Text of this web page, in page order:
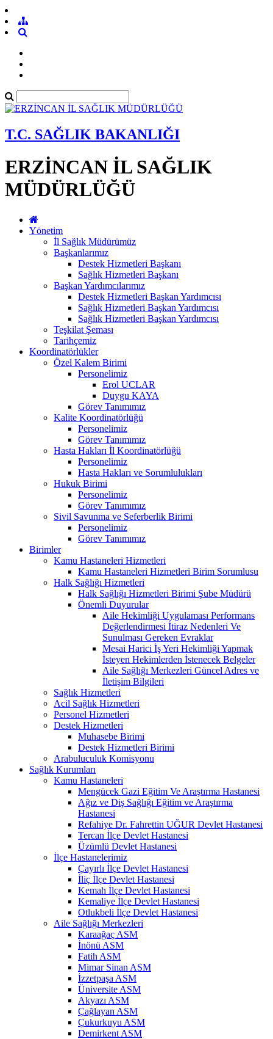
T.C. SAĞLIK BAKANLIĞI
ERZİNCAN İL SAĞLIK
MÜDÜRLÜĞÜ
Yönetim
İl Sağlık Müdürümüz
Başkanlarımız
Destek Hizmetleri Başkanı
Sağlık Hizmetleri Başkanı
Başkan Yardımcılarımız
Destek Hizmetleri Başkan Yardımcısı
Sağlık Hizmetleri Başkan Yardımcısı
Sağlık Hizmetleri Başkan Yardımcısı
Teşkilat Şeması
Tarihçemiz
Koordinatörlükler
Özel Kalem Birimi
Personelimiz
Erol UCLAR
Duygu KAYA
Görev Tanımımız
Kalite Koordinatörlüğü
Personelimiz
Görev Tanımımız
Hasta Hakları İl Koordinatörlüğü
Personelimiz
Hasta Hakları ve Sorumlulukları
Hukuk Birimi
Personelimiz
Görev Tanımımız
Sivil Savunma ve Seferberlik Birimi
Personelimiz
Görev Tanımımız
Birimler
Kamu Hastaneleri Hizmetleri
Kamu Hastaneleri Hizmetleri Birim Sorumlusu
Halk Sağlığı Hizmetleri
Halk Sağlığı Hizmetleri Birimi Şube Müdürü
Önemli Duyurular
Aile Hekimliği Uygulaması Performans
Değerlendirmesi İtiraz Nedenleri Ve
Sunulması Gereken Evraklar
Mesai Harici İş Yeri Hekimliği Yapmak
İsteyen Hekimlerden İstenecek Belgeler
Aile Sağlığı Merkezleri Güncel Adres ve
İletişim Bilgileri
Sağlık Hizmetleri
Acil Sağlık Hizmetleri
Personel Hizmetleri
Destek Hizmetleri
Muhasebe Birimi
Destek Hizmetleri Birimi
Arabuluculuk Komisyonu
Sağlık Kurumları
Kamu Hastaneleri
Mengücek Gazi Eğitim Ve Araştırma Hastanesi
Ağız ve Diş Sağlığı Eğitim ve Araştırma
Hastanesi
Refahiye Dr. Fahrettin UĞUR Devlet Hastanesi
Tercan İlçe Devlet Hastanesi
Üzümlü Devlet Hastanesi
İlçe Hastanelerimiz
Çayırlı İlçe Devlet Hastanesi
İliç İlçe Devlet Hastanesi
Kemah İlçe Devlet Hastanesi
Kemaliye İlçe Devlet Hastanesi
Otlukbeli İlçe Devlet Hastanesi
Aile Sağlığı Merkezleri
Karaağaç ASM
İnönü ASM
Fatih ASM
Mimar Sinan ASM
İzzetpaşa ASM
Üniversite ASM
Akyazı ASM
Çağlayan ASM
Çukurkuyu ASM
Demirkent ASM